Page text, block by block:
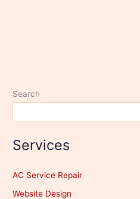
Search
Services
AC Service Repair
Website Design